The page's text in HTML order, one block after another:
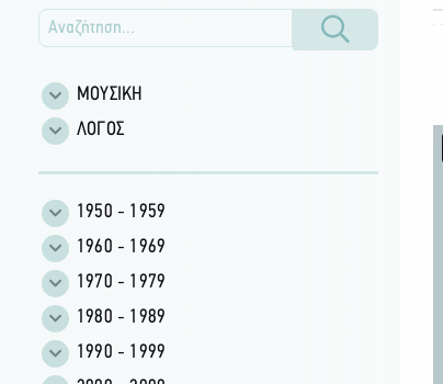
ΜΟΥΣΙΚΗ
ΛΟΓΟΣ
1950 - 1959
1960 - 1969
1970 - 1979
1980 - 1989
1990 - 1999